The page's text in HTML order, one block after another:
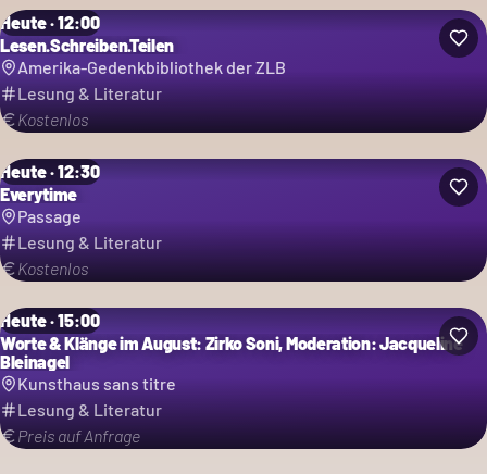
Heute · 12:00
Lesen.Schreiben.Teilen
Amerika-Gedenkbibliothek der ZLB
Lesung & Literatur
Kostenlos
Heute · 12:30
Everytime
Passage
Lesung & Literatur
Kostenlos
Heute · 15:00
Worte & Klänge im August: Zirko Soni, Moderation: Jacqueline
Bleinagel
Kunsthaus sans titre
Lesung & Literatur
Preis auf Anfrage